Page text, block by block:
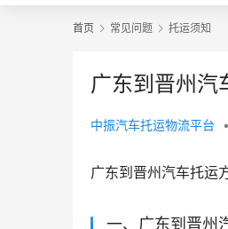
首页 常见问题 托运须知
广东到晋州汽
中振汽车托运物流平台 •
广东到晋州汽车托运
一、广东到晋州